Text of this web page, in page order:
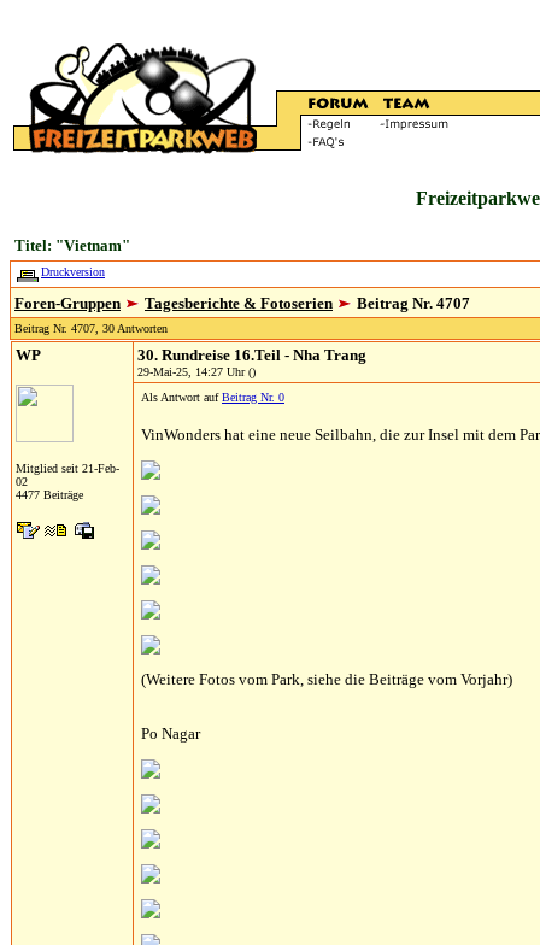
Titel: "Vietnam"
Druckversion
Foren-Gruppen Tagesberichte & Fotoserien Beitrag Nr. 4707
Beitrag Nr. 4707, 30 Antworten
WP
Mitglied seit 21-Feb-
02
4477 Beiträge
30. Rundreise 16.Teil - Nha Trang
29-Mai-25, 14:27 Uhr ()
Als Antwort aufBeitrag Nr. 0
VinWonders hat eine neue Seilbahn, die zur Insel mit dem
(Weitere Fotos vom Park, siehe die Beiträge vom Vorjahr)
Po Nagar